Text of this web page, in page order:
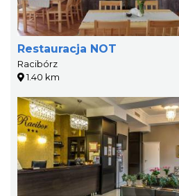
Restauracja NOT
Racibórz
1.40 km